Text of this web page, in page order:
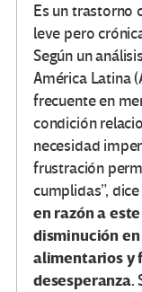
Es un trastorno
leve pero
Según un
América Latina
frecuente en
condición
necesidad
frustración
cumplidas”,
en razón a
disminución
alimentarios y
desesperanza.